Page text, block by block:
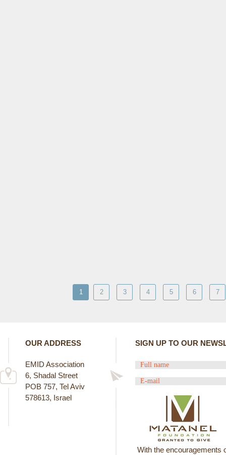
1 2 3 4 5 6 7
OUR ADDRESS
EMID Association
6, Shadal Street
POB 757, Tel Aviv
578613, Israel
SIGN UP TO OUR
With the encouragements